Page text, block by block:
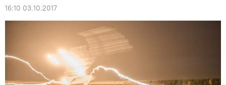
16:10 03.10.2017